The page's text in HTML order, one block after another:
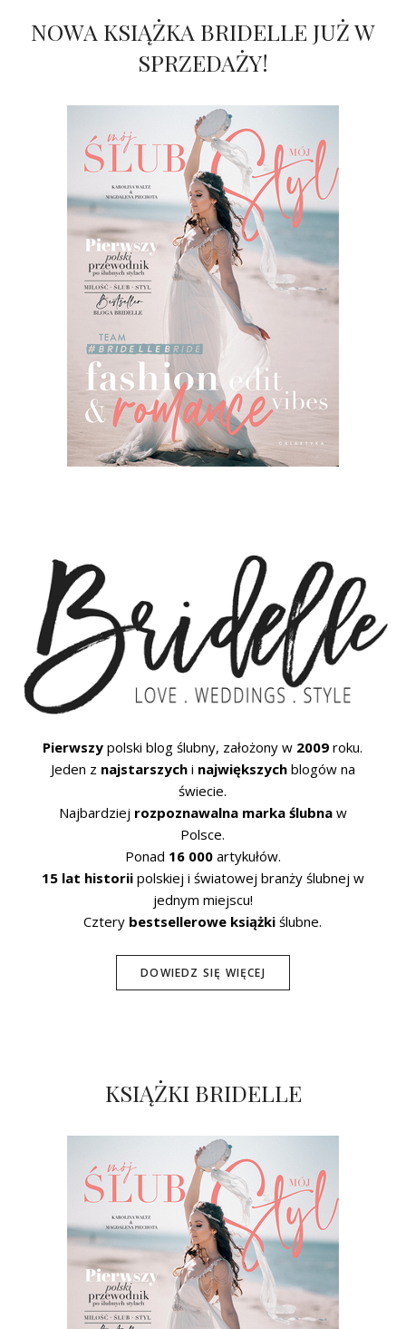
NOWA KSIĄŻKA BRIDELLE JUŻ W
SPRZEDAŻY!
Pierwszy polski blog ślubny, założony w 2009 roku.
Jeden z najstarszychi największychblogów na
świecie.
Najbardziej rozpoznawalna marka ślubnaw
Polsce.
Ponad 16 000artykułów.
15 lat historiipolskiej i światowej branży ślubnej w
jednym miejscu!
Cztery bestsellerowe książki ślubne.
DOWIEDZ SIĘ WIĘCEJ
KSIĄŻKI BRIDELLE